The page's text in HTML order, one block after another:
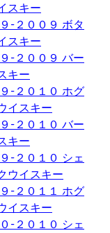
スキー
-２００９ ボタ
スキー
-２００９ バー
キー
-２０１０ ホグ
イスキー
-２０１０ バー
キー
-２０１０ シェ
ウイスキー
-２０１１ ホグ
イスキー
-２０１０ シェ